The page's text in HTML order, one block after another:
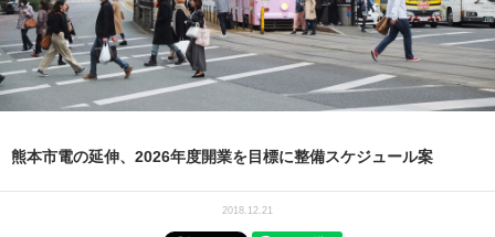
熊本市電の延伸、2026年度開業を目標に整備スケジュール案
2018.12.21